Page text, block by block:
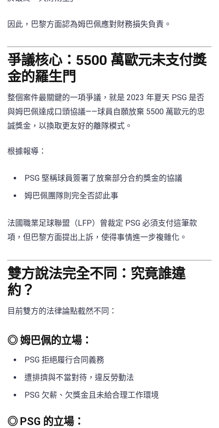
因此，巴黎方面認為姆巴佩應對財務損失負責。
爭議核心：5500 萬歐元未支付獎
金的羅生門
整個案件最關鍵的一項爭議，就是 2023 年夏天 PSG 是否
與姆巴佩達成口頭協議——球員自願放棄 5500 萬歐元的忠
誠獎金，以換取更友好的離隊模式。
根據報導：
PSG 堅稱球員簽署了放棄部分合約獎金的協議
姆巴佩團隊則完全否認此事
法國職業足球聯盟（LFP）曾裁定 PSG 必須支付這筆款
項，但巴黎方面提出上訴，使得事情進一步複雜化。
雙方說法完全不同：究竟誰違
約？
目前雙方的法律論點截然不同：
◎ 姆巴佩的立場：
PSG 拒絕履行合同義務
遭排擠與不當對待，違反勞動法
PSG 欠薪、欠獎金且未給合理工作環境
◎ PSG 的立場：